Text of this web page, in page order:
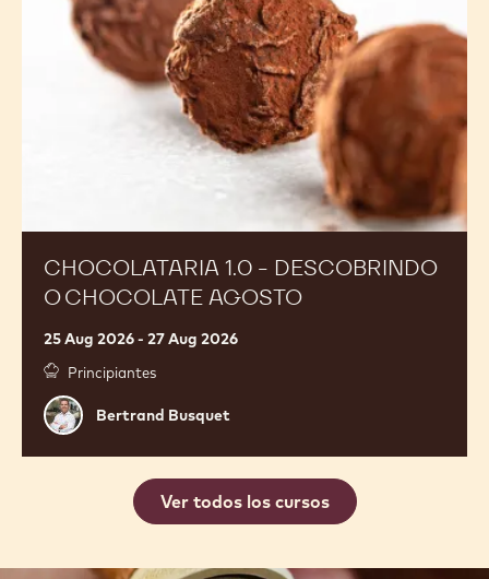
CHOCOLATARIA 1.0 - DESCOBRINDO
O CHOCOLATE AGOSTO
25 Aug 2026 - 27 Aug 2026
Principiantes
Bertrand
Busquet
Bertrand Busquet
Chocolate
Ver todos los cursos